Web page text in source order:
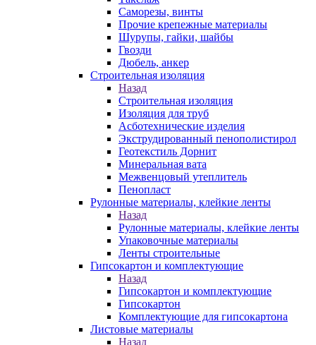
Саморезы, винты
Прочие крепежные материалы
Шурупы, гайки, шайбы
Гвозди
Дюбель, анкер
Строительная изоляция
Назад
Строительная изоляция
Изоляция для труб
Асботехнические изделия
Экструдированный пенополистирол
Геотекстиль Дорнит
Минеральная вата
Межвенцовый утеплитель
Пенопласт
Рулонные материалы, клейкие ленты
Назад
Рулонные материалы, клейкие ленты
Упаковочные материалы
Ленты строительные
Гипсокартон и комплектующие
Назад
Гипсокартон и комплектующие
Гипсокартон
Комплектующие для гипсокартона
Листовые материалы
Назад